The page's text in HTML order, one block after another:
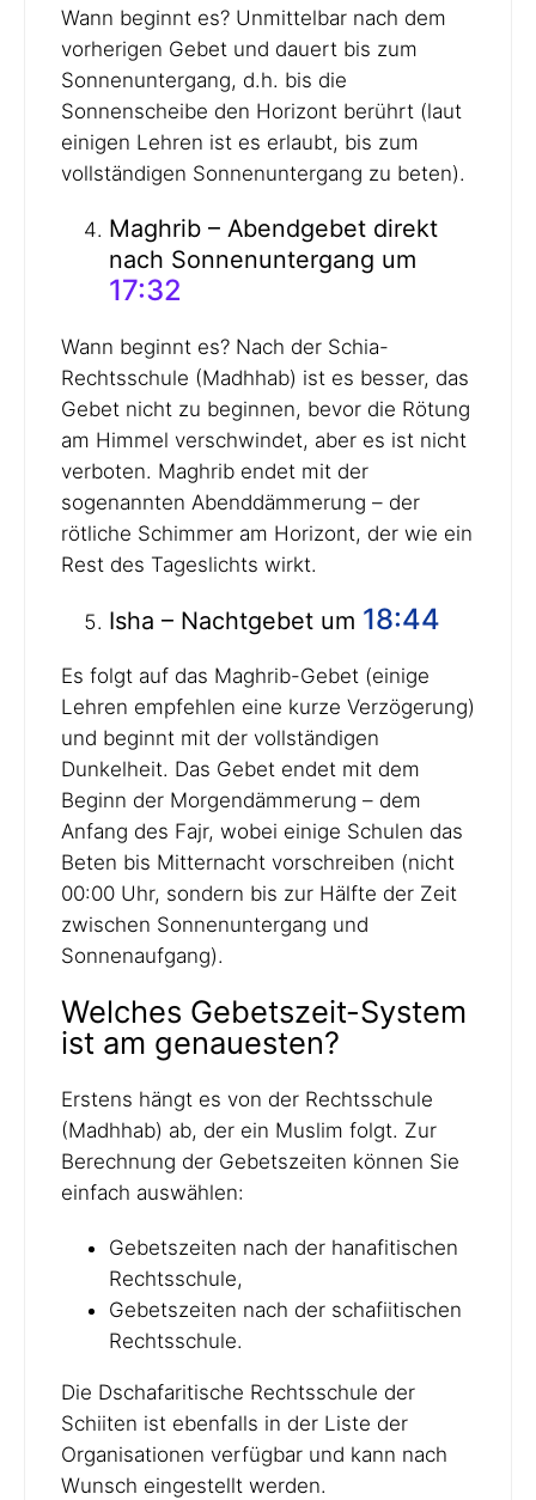
Wann beginnt es? Unmittelbar nach dem
vorherigen Gebet und dauert bis zum
Sonnenuntergang, d.h. bis die
Sonnenscheibe den Horizont berührt (laut
einigen Lehren ist es erlaubt, bis zum
vollständigen Sonnenuntergang zu beten).
Maghrib – Abendgebet direkt
nach Sonnenuntergang um
17:32
Wann beginnt es? Nach der Schia-
Rechtsschule (Madhhab) ist es besser, das
Gebet nicht zu beginnen, bevor die Rötung
am Himmel verschwindet, aber es ist nicht
verboten. Maghrib endet mit der
sogenannten Abenddämmerung – der
rötliche Schimmer am Horizont, der wie ein
Rest des Tageslichts wirkt.
Isha – Nachtgebet um 18:44
Es folgt auf das Maghrib-Gebet (einige
Lehren empfehlen eine kurze Verzögerung)
und beginnt mit der vollständigen
Dunkelheit. Das Gebet endet mit dem
Beginn der Morgendämmerung – dem
Anfang des Fajr, wobei einige Schulen das
Beten bis Mitternacht vorschreiben (nicht
00:00 Uhr, sondern bis zur Hälfte der Zeit
zwischen Sonnenuntergang und
Sonnenaufgang).
Welches Gebetszeit-System
ist am genauesten?
Erstens hängt es von der Rechtsschule
(Madhhab) ab, der ein Muslim folgt. Zur
Berechnung der Gebetszeiten können Sie
einfach auswählen:
Gebetszeiten nach der hanafitischen
Rechtsschule,
Gebetszeiten nach der schafiitischen
Rechtsschule.
Die Dschafaritische Rechtsschule der
Schiiten ist ebenfalls in der Liste der
Organisationen verfügbar und kann nach
Wunsch eingestellt werden.